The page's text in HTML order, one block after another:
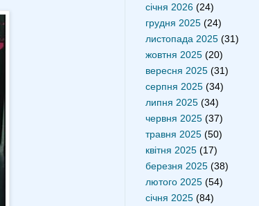
січня 2026 (24)
грудня 2025 (24)
листопада 2025 (31)
жовтня 2025 (20)
вересня 2025 (31)
серпня 2025 (34)
липня 2025 (34)
червня 2025 (37)
травня 2025 (50)
квітня 2025 (17)
березня 2025 (38)
лютого 2025 (54)
січня 2025 (84)